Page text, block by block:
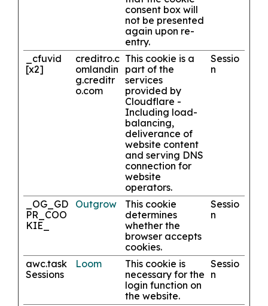
consent box will
not be presented
again upon re-
entry.
_cfuvid
[x2]
creditro.c
omlandin
g.creditr
o.com
This cookie is a
part of the
services
provided by
Cloudflare -
Including load-
balancing,
deliverance of
website content
and serving DNS
connection for
website
operators.
Sessio
n
_OG_GD
PR_COO
KIE_
Outgrow
This cookie
determines
whether the
browser accepts
cookies.
Sessio
n
awc.task
Sessions
Loom
This cookie is
necessary for the
login function on
the website.
Sessio
n